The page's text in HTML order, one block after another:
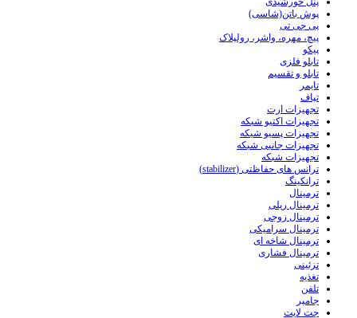
پوش باتن(شاسی)
پی جی تی
پیچ، مهره، واشر، رولپلاک
پیکو
تابلو فلزی
تابلو و تقسیم
تایمر
تپاف
تجهیزات ارت
تجهیزات اکتیو شبکه
تجهیزات پسیو شبکه
تجهیزات جانبی شبکه
تجهیزات شبکه
ترانس های حفاظتی (stabilizer)
ترانکینگ
ترمینال
ترمینال ریلی
ترمینال زوجی
ترمینال سرامیکی
ترمینال شاخه ای
ترمینال فشاری
تزئینی
تغذیه
تلفن
جامپر
جت لایت